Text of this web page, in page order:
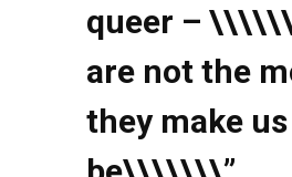
queer –
are not the
they make